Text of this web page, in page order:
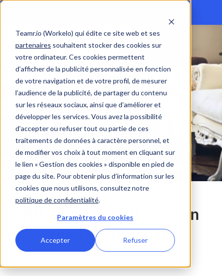
Teamr.io (Workelo) qui édite ce site web et ses
partenaires souhaitent stocker des cookies sur
votre ordinateur. Ces cookies permettent
d’afficher de la publicité personnalisée en fonction
de votre navigation et de votre profil, de mesurer
l’audience de la publicité, de partager du contenu
sur les réseaux sociaux, ainsi que d’améliorer et
développer les services. Vous avez la possibilité
d’accepter ou refuser tout ou partie de ces
traitements de données à caractère personnel, et
de modifier vos choix à tout moment en cliquant sur
le lien « Gestion des cookies » disponible en pied de
page du site. Pour obtenir plus d’information sur les
cookies que nous utilisons, consultez notre
politique de confidentialité.
Paramètres du cookies
Accepter Refuser
Kit de survie RH pour un
télétravail réussi